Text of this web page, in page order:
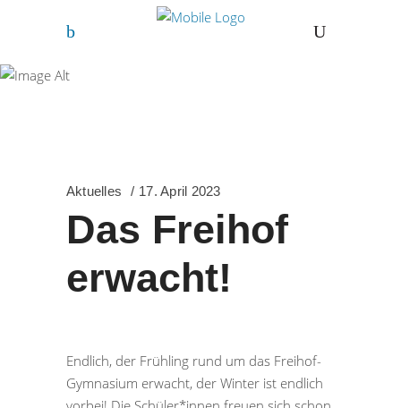
Göppingen
Aktuelles 17. April 2023
Das Freihof
erwacht!
Endlich, der Frühling rund um das Freihof-
Gymnasium erwacht, der Winter ist endlich